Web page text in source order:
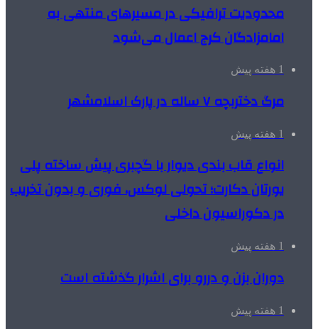
محدودیت ترافیکی در مسیرهای منتهی به
امامزادگان کرج اعمال می‌شود
1 هفته پیش
مرگ دختربچه ۷ ساله در پارک اسلامشهر
1 هفته پیش
انواع قاب بندی دیوار با گچبری پیش ساخته پلی
یورتان دکارت؛ تحولی لوکس، فوری و بدون تخریب
در دکوراسیون داخلی
1 هفته پیش
دوران بزن و دررو برای اشرار گذشته است
1 هفته پیش